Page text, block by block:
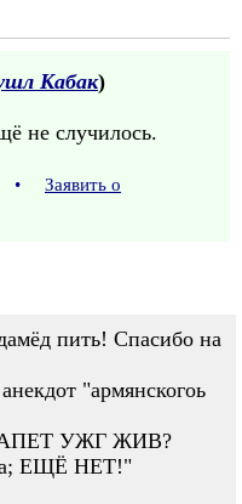
Кабак)
не случилось.
•
Заявить о
пить! Спасибо на
"армянскогоь
УЖГ ЖИВ?
ЕЩЁ НЕТ!"